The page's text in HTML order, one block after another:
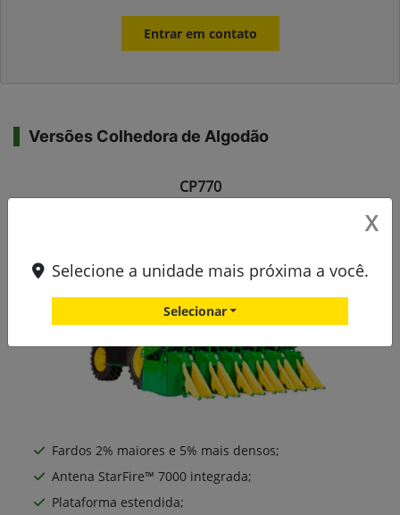
Entrar em contato
Versões Colhedora de Algodão
CP770
Fardos 2% maiores e 5% mais densos;
Antena StarFire™ 7000 integrada;
Plataforma estendida;
X
Selecione a unidade mais próxima a você.
Selecionar